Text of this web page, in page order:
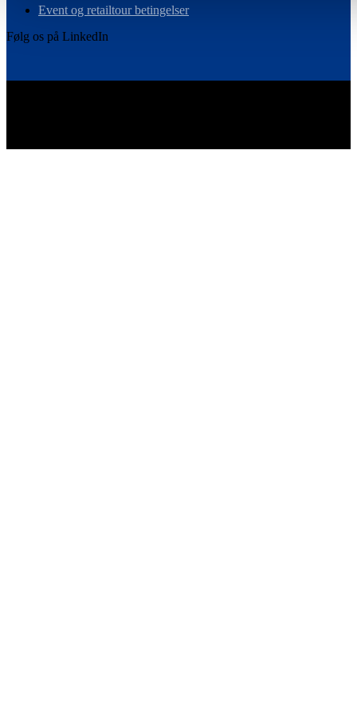
Event og retailtour betingelser
Følg os på LinkedIn